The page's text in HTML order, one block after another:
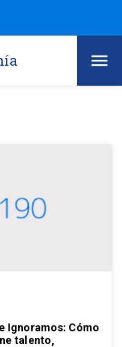
Ignoramos: Cómo
talento,